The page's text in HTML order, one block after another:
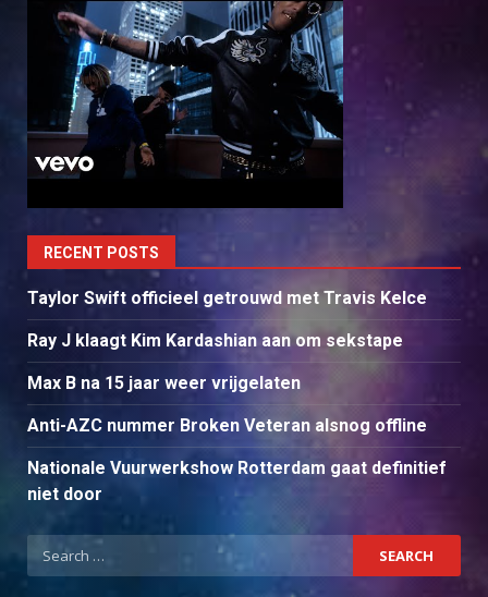
RECENT POSTS
Taylor Swift officieel getrouwd met Travis Kelce
Ray J klaagt Kim Kardashian aan om sekstape
Max B na 15 jaar weer vrijgelaten
Anti-AZC nummer Broken Veteran alsnog offline
Nationale Vuurwerkshow Rotterdam gaat definitief
niet door
Search
for: